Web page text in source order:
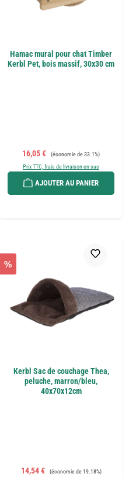
Hamac mural pour chat Timber
Kerbl Pet, bois massif, 30x30 cm
Prix de vente :
16,05 € Prix régulier :
(économie de 33.1%)
Prix TTC, frais de livraison en sus
AJOUTER AU PANIER
%
Kerbl Sac de couchage Thea,
peluche, marron/bleu,
40x70x12cm
Prix de vente :
14,54 € Prix régulier :
(économie de 19.18%)